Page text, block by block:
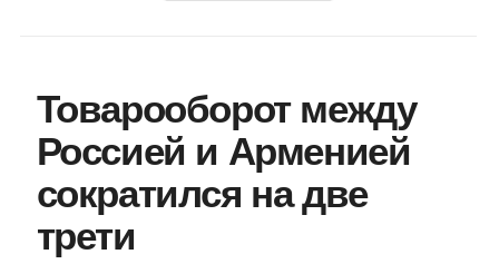
Товарооборот между
Россией и Арменией
сократился на две
трети